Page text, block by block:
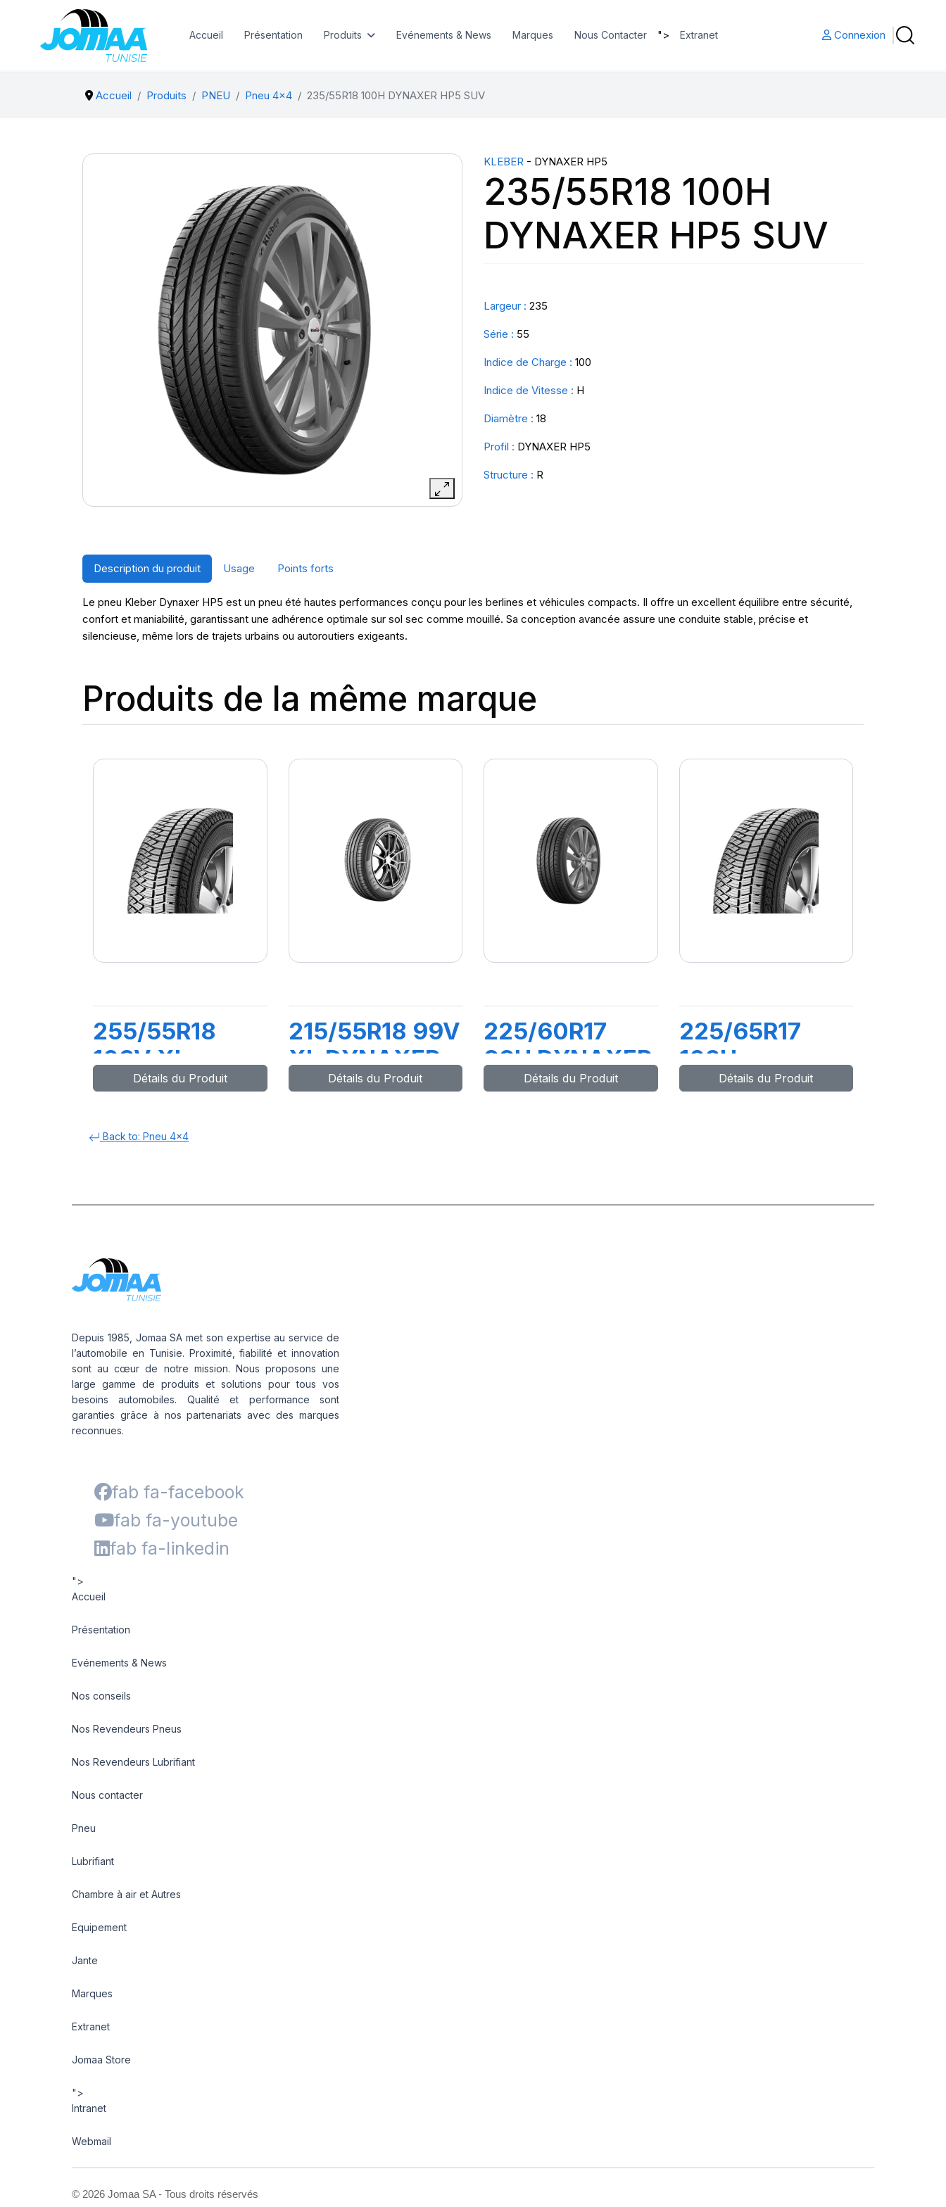
Accueil Présentation Produits Evénements & News Marques Nous Contacter "> Extranet Connexion
Accueil Produits PNEU Pneu 4x4 235/55R18 100H DYNAXER HP5 SUV
KLEBER - DYNAXER HP5
235/55R18 100H
DYNAXER HP5 SUV
Largeur : 235
Série : 55
Indice de Charge : 100
Indice de Vitesse : H
Diamètre : 18
Profil : DYNAXER HP5
Structure : R
Description du produit Usage Points forts
Le pneu Kleber Dynaxer HP5 est un pneu été hautes performances conçu pour les berlines et véhicules compacts. Il offre un excellent équilibre entre sécurité,
confort et maniabilité, garantissant une adhérence optimale sur sol sec comme mouillé. Sa conception avancée assure une conduite stable, précise et
silencieuse, même lors de trajets urbains ou autoroutiers exigeants.
Produits de la même marque
255/55R18
109V XL
CITILANDER
Détails du Produit
215/55R18 99V
XL DYNAXER
SUVDétails du Produit
225/60R17
99H DYNAXER
HP5 SUV KL
Détails du Produit
225/65R17
102H
CITILANDER
Détails du Produit
Back to: Pneu 4x4
Depuis 1985, Jomaa SA met son expertise au service de
l’automobile en Tunisie. Proximité, fiabilité et innovation
sont au cœur de notre mission. Nous proposons une
large gamme de produits et solutions pour tous vos
besoins automobiles. Qualité et performance sont
garanties grâce à nos partenariats avec des marques
reconnues.
fab fa-facebook
fab fa-youtube
fab fa-linkedin
">
Accueil
Présentation
Evénements & News
Nos conseils
Nos Revendeurs Pneus
Nos Revendeurs Lubrifiant
Nous contacter
Pneu
Lubrifiant
Chambre à air et Autres
Equipement
Jante
Marques
Extranet
Jomaa Store
">
Intranet
Webmail
© 2026 Jomaa SA - Tous droits réservés